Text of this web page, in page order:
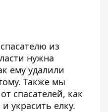
спасателю из
нужна
ему удалили
Также мы
спасателей, как
украсить елку.